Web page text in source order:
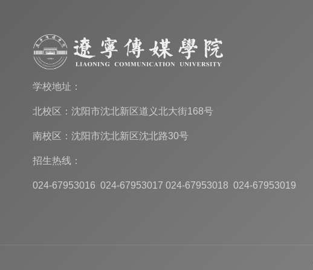
学校地址：
北校区：沈阳市沈北新区道义北大街168号
南校区：沈阳市沈北新区沈北路30号
招生热线：
024-67953016 024-67953017 024-67953018 024-67953019